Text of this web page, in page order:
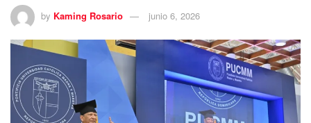
by Kaming Rosario junio 6, 2026